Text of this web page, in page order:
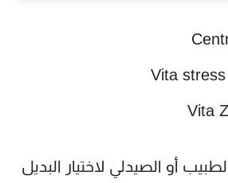
أو الصيدلي لاختيار البديل